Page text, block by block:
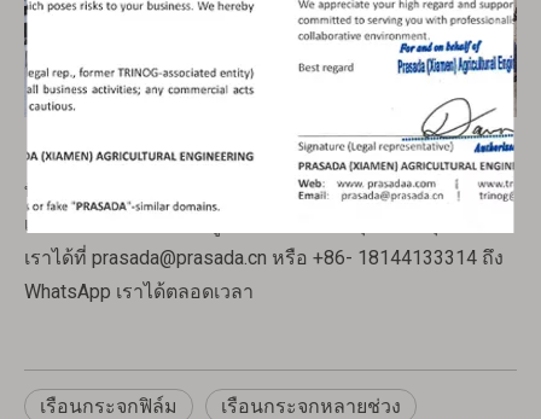
ทีมงานปราษฎาที่มีประสบการณ์มากกว่า 20 ปีในด้านโรง
เรือนเกษตร จะมอบโซลูชั่นที่เหมาะสมที่สุดให้กับคุณ ติดต่อ
เราได้ที่ prasada@prasada.cn หรือ +86- 18144133314 ถึง
WhatsApp เราได้ตลอดเวลา
เรือนกระจกฟิล์ม เรือนกระจกหลายช่วง